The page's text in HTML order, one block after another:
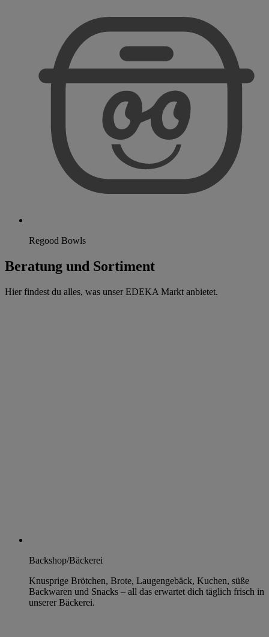
Regood Bowls
Beratung und Sortiment
Hier findest du alles, was unser EDEKA Markt anbietet.
Backshop/Bäckerei
Knusprige Brötchen, Brote, Laugengebäck, Kuchen, süße
Backwaren und Snacks – all das erwartet dich täglich frisch in
unserer Bäckerei.